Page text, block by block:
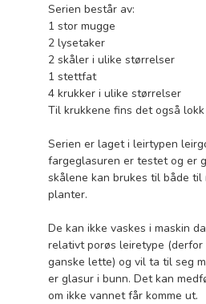
Serien består av:
1 stor mugge
2 lysetaker
2 skåler i ulike størrelser
1 stettfat
4 krukker i ulike størrelser
Til krukkene fins det også lokk
Serien er laget i leirtypen
fargeglasuren er testet og er
skålene kan brukes til både til
planter.
De kan ikke vaskes i maskin
relativt porøs leiretype (derfor
ganske lette) og vil ta til seg
er glasur i bunn. Det kan
om ikke vannet får komme ut.